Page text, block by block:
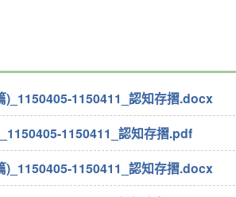
1150411_認知存摺.docx
1150411_認知存摺.pdf
1150411_認知存摺.docx